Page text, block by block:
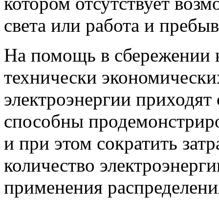
света или работа и
На помощь в сбережении
технически
электроэнергии
способны
и при этом сократить
количество
применения